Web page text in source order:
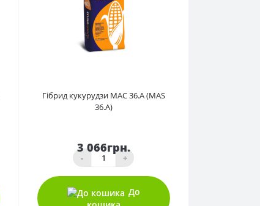
Гібрид кукурудзи МАС 36.А (MAS
36.A)
3 066грн.
- +
До